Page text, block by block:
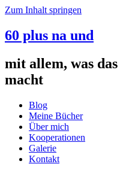
Zum Inhalt springen
60 plus na und
mit allem, was
macht
Blog
Meine Bücher
Über mich
Kooperationen
Galerie
Kontakt